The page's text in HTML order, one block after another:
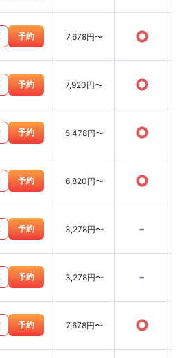
予約 7,678円〜 ○
予約 7,920円〜 ○
予約 5,478円〜 ○
予約 6,820円〜 ○
予約 3,278円〜 -
予約 3,278円〜 -
予約 7,678円〜 ○